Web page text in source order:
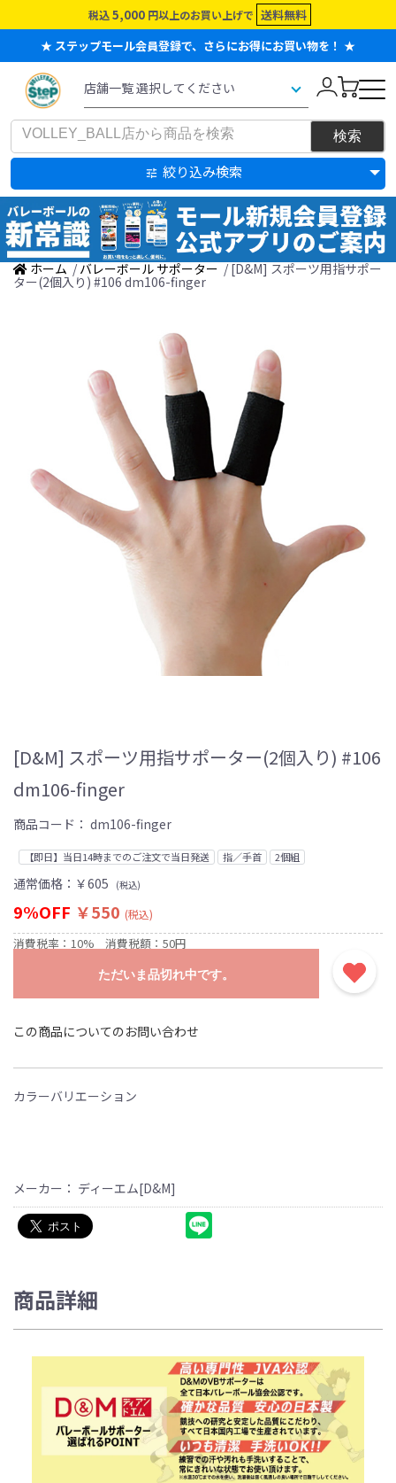
税込 5,000 円以上のお買い上げで 送料無料
★ ステップモール会員登録で、さらにお得にお買い物を！ ★
絞り込み検索
ホーム / バレーボール サポーター / [D&M] スポーツ用指サポー
ター(2個入り) #106 dm106-finger
[D&M] スポーツ用指サポーター(2個入り) #106
dm106-finger
商品コード： dm106-finger
【即日】当日14時までのご注文で当日発送 指／手首 2個組
通常価格： ￥605 (税込)
9%OFF ￥550 (税込)
消費税率：10% 消費税額：50円
ただいま品切れ中です。
この商品についてのお問い合わせ
カラーバリエーション
メーカー： ディーエム[D&M]
商品詳細